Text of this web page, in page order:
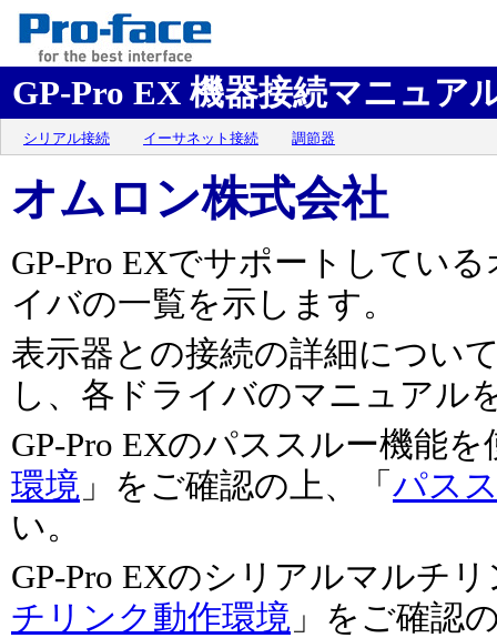
GP-Pro EX 機器接続マニュア
シリアル接続 イーサネット接続 調節器
オムロン株式会社
GP-Pro EXでサポートしてい
イバの一覧を示します。
表示器との接続の詳細につい
し、各ドライバのマニュアル
GP-Pro EXのパススルー機能
環境 」をご確認の上、「 パス
い。
GP-Pro EXのシリアルマルチ
チリンク動作環境 」をご確認